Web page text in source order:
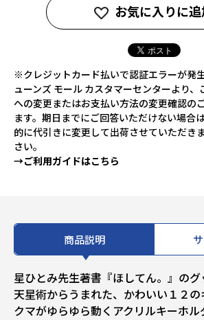
お気に入りに追
※クレジットカード払いで認証エラーが発
ューンズ モール カスタマーセンターより
への変更またはお支払い方法の変更確認の
ます。期日までにご回答いただけない場合
的に代引きに変更して出荷させていただき
さい。
→ご利用ガイドはこちら
商品説明
星ひとみ先生著書『ほしてん。』のグ
天星術からうまれた、かわいい１２
クマがゆらゆら動くアクリルキーホル